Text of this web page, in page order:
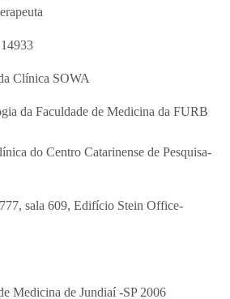
Clínica SOWA
da Faculdade de Medicina da FURB
do Centro Catarinense de Pesquisa-
sala 609, Edifício Stein Office-
Medicina de Jundiaí -SP 2006